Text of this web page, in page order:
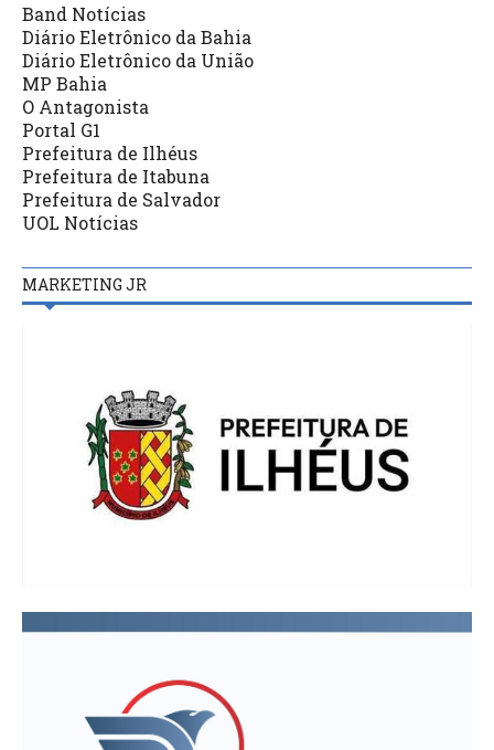
Band Notícias
Diário Eletrônico da Bahia
Diário Eletrônico da União
MP Bahia
O Antagonista
Portal G1
Prefeitura de Ilhéus
Prefeitura de Itabuna
Prefeitura de Salvador
UOL Notícias
MARKETING JR